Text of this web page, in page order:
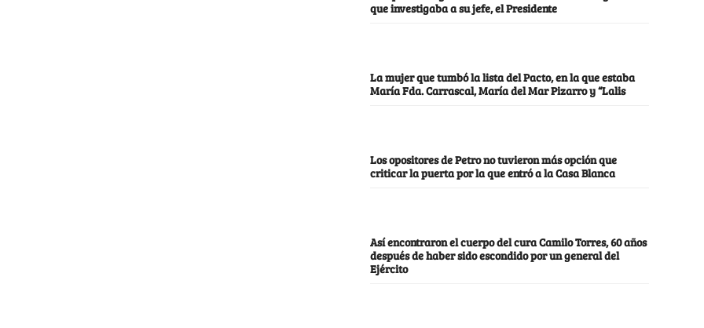
que investigaba a su jefe, el Presidente
La mujer que tumbó la lista del Pacto, en la que estaba
María Fda. Carrascal, María del Mar Pizarro y “Lalis
Los opositores de Petro no tuvieron más opción que
criticar la puerta por la que entró a la Casa Blanca
Así encontraron el cuerpo del cura Camilo Torres, 60 años
después de haber sido escondido por un general del
Ejército